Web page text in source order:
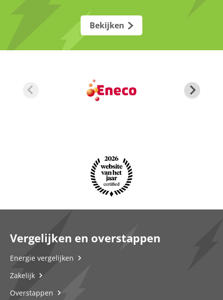
Bekijken
Vergelijken en overstappen
Energie vergelijken
Zakelijk
Overstappen